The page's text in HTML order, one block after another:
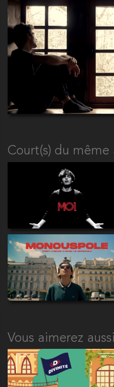
Court(s) du même
Vous aimerez aussi